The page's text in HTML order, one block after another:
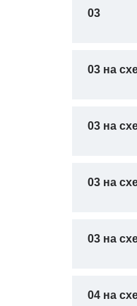
03
03 на
03 на
03 на
03 на
04 на